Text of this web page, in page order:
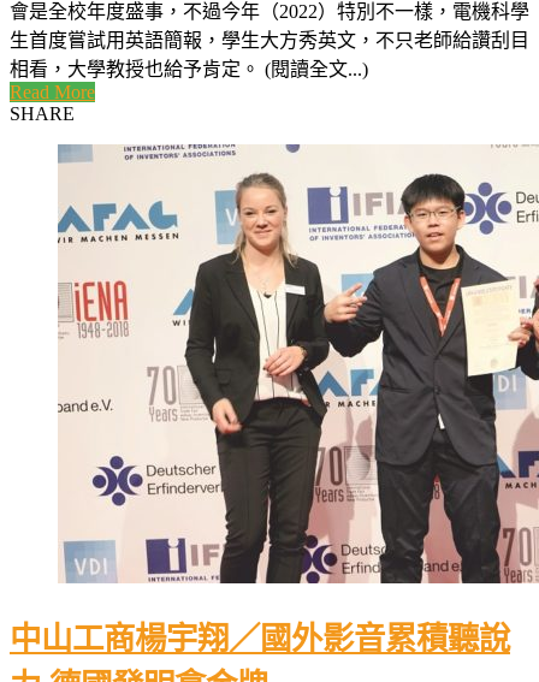
會是全校年度盛事，不過今年（2022）特別不一樣，電機科學
生首度嘗試用英語簡報，學生大方秀英文，不只老師給讚刮目
相看，大學教授也給予肯定。 (閱讀全文...)
Read More
SHARE
中山工商楊宇翔／國外影音累積聽說